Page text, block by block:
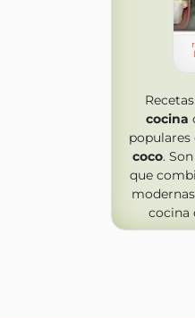
cocina
coco.
que
cocina